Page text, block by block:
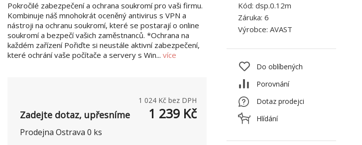
Pokročilé zabezpečení a ochrana soukromí pro vaši firmu.
Kombinuje náš mnohokrát oceněný antivirus s VPN a
nástroji na ochranu soukromí, které se postarají o online
soukromí a bezpečí vašich zaměstnanců. *Ochrana na
každém zařízení Pořiďte si neustále aktivní zabezpečení,
které ochrání vaše počítače a servery s Win... více
1 024 Kč bez DPH
Zadejte dotaz, upřesníme 1 239 Kč
Prodejna Ostrava 0 ks
Kód: dsp.0.12m
Záruka: 6
Výrobce: AVAST
Do oblíbených
Porovnání
Dotaz prodejci
Hlídání